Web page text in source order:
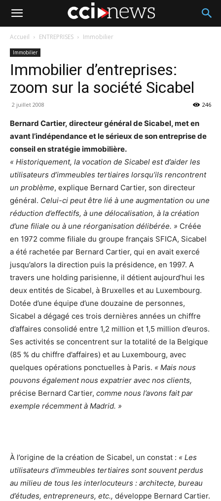
Accueil ENTREPRISES Immobilier
Immobilier
Immobilier d’entreprises:
zoom sur la société Sicabel
2 juillet 2008 246
Bernard Cartier, directeur général de Sicabel, met en
avant l’indépendance et le sérieux de son entreprise de
conseil en stratégie immobilière.
« Historiquement, la vocation de Sicabel est d’aider les
utilisateurs d’immeubles tertiaires lorsqu’ils rencontrent
un problème, explique Bernard Cartier, son directeur
général. Celui-ci peut être lié à une augmentation ou une
réduction d’effectifs, à une délocalisation, à la création
d’une filiale ou à une réorganisation délibérée. » Créée
en 1972 comme filiale du groupe français SFICA, Sicabel
a été rachetée par Bernard Cartier, qui en avait exercé
jusqu’alors la direction puis la présidence, en 1997. A
travers une holding parisienne, il détient aujourd’hui les
deux entités de Sicabel, à Bruxelles et au Luxembourg.
Dotée d’une équipe d’une douzaine de personnes,
Sicabel a dégagé ces trois dernières années un chiffre
d’affaires consolidé entre 1,2 million et 1,5 million d’euros.
Ses activités se concentrent sur la totalité de la Belgique
(85 % du chiffre d’affaires) et au Luxembourg, avec
quelques opérations ponctuelles à Paris. « Mais nous
pouvons également nous expatrier avec nos clients,
précise Bernard Cartier, comme nous l’avons fait par
exemple récemment à Madrid. »
À l’origine de la création de Sicabel, un constat : « Les
utilisateurs d’immeubles tertiaires sont souvent perdus
au milieu de tous les interlocuteurs : architecte, bureau
d’études, entrepreneurs, etc., développe Bernard Cartier.